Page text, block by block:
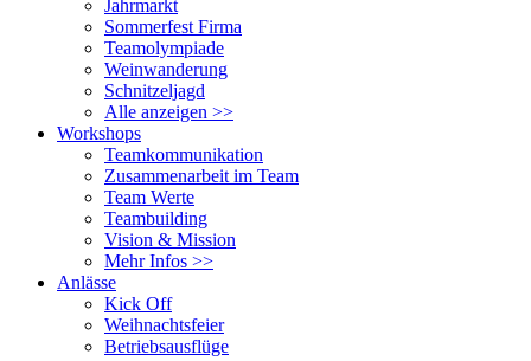
Jahrmarkt
Sommerfest Firma
Teamolympiade
Weinwanderung
Schnitzeljagd
Alle anzeigen >>
Workshops
Teamkommunikation
Zusammenarbeit im Team
Team Werte
Teambuilding
Vision & Mission
Mehr Infos >>
Anlässe
Kick Off
Weihnachtsfeier
Betriebsausflüge